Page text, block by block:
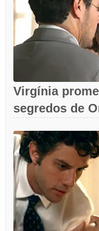
Virgínia
segredos de